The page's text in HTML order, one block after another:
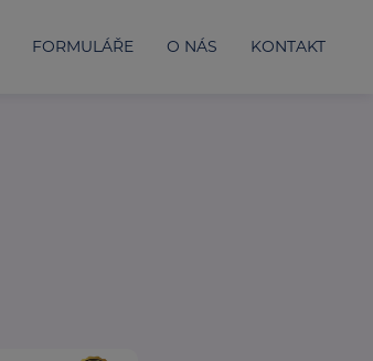
FORMULÁŘE O NÁS KONTAKT